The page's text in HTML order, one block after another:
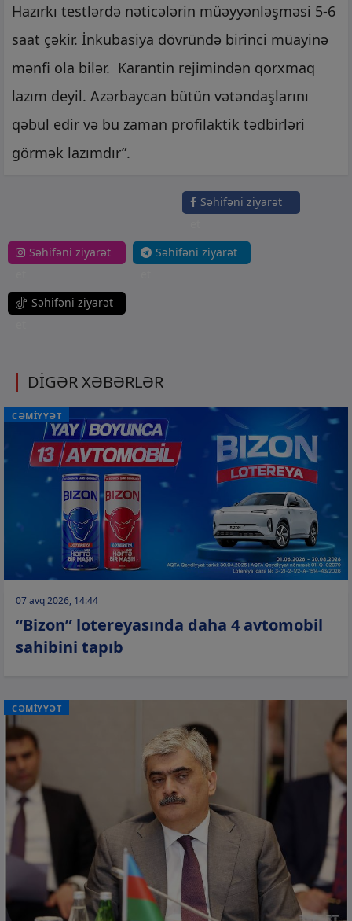
Hazırkı testlərdə nəticələrin müəyyənləşməsi 5-6
saat çəkir. İnkubasiya dövründə birinci müayinə
mənfi ola bilər. Karantin rejimindən qorxmaq
lazım deyil. Azərbaycan bütün vətəndaşlarını
qəbul edir və bu zaman profilaktik tədbirləri
görmək lazımdır”.
Səhifəni ziyarət
Səhifəni ziyarət
Səhifəni ziyarət
Səhifəni ziyarət
DİGƏR XƏBƏRLƏR
CƏMİYYƏT
07 avq 2026, 14:44
“Bizon” lotereyasında daha 4 avtomobil
sahibini tapıb
CƏMİYYƏT